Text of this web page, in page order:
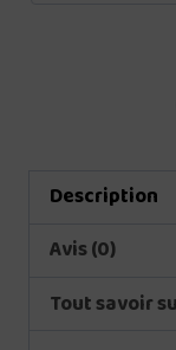
Description
Avis (0)
Tout savoir